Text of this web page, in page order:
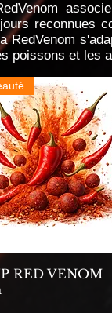
reconnues
RedVenom
poissons et les
RED VENOM